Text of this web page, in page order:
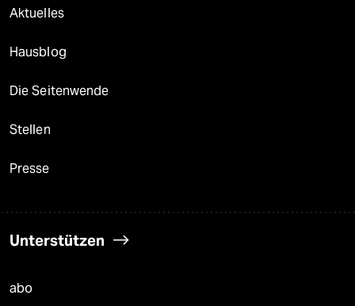
Aktuelles
Hausblog
Die Seitenwende
Stellen
Presse
Unterstützen
abo